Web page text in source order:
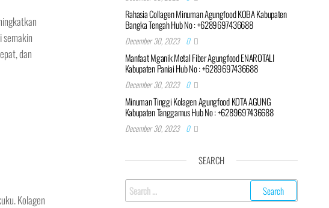
semakin
dan
Kolagen
Rahasia Collagen Minuman Agungfood KOBA Kabupaten
Bangka Tengah Hub No : +6289697436688
December 30, 2023 0
Manfaat Mganik Metal Fiber Agungfood ENAROTALI
Kabupaten Paniai Hub No : +6289697436688
December 30, 2023 0
Minuman Tinggi Kolagen Agungfood KOTA AGUNG
Kabupaten Tanggamus Hub No : +6289697436688
December 30, 2023 0
SEARCH
Search
for: